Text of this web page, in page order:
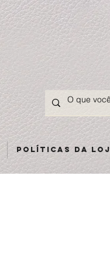
Políticas da